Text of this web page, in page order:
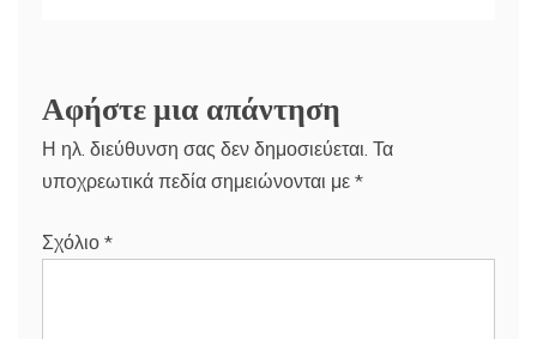
Αφήστε μια απάντηση
Η ηλ. διεύθυνση σας δεν δημοσιεύεται. Τα
υποχρεωτικά πεδία σημειώνονται με *
Σχόλιο *